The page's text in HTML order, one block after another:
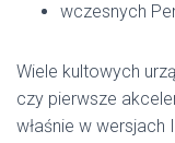
wczesnych
Wiele kultowych
czy pierwsze
właśnie w wersjach